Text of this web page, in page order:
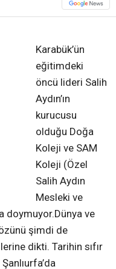
Karabük’ün
eğitimdeki
öncü lideri Salih
Aydın’ın
kurucusu
olduğu Doğa
Koleji ve SAM
Koleji (Özel
Salih Aydın
Mesleki ve
doymuyor.Dünya ve
şimdi de
dikti. Tarihin sıfır